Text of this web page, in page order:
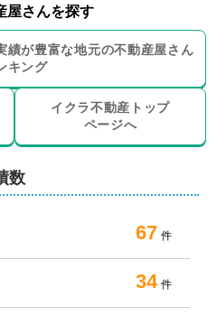
屋さんを探す
績が豊富な地元の不動産屋さん
キング
イクラ不動産トップ
ページへ
います。
ますので
存じます。
メリット
高く売れる
自の販売戦略
数
67 件
34 件